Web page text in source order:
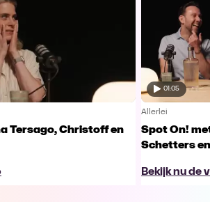
Tersago, Christoff en
01:05
Allerlei
Spot On!
Schetters
Bekijk nu de